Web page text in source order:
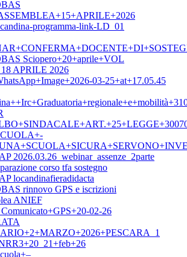
programma-link-LD_01
Sciopero+20+aprile+VOL
APRILE 2026
03-25+at+17.05.45
2026.03.26_webinar_assenze_2parte
corso tfa sostegno
locandinafieradidacta
rinnovo GPS e iscrizioni
ANIEF
02-26